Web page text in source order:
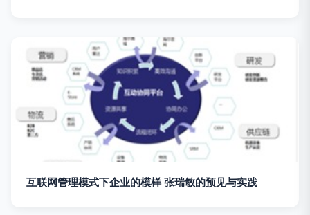
互联网管理模式下企业的模样 张瑞敏的预见与实践